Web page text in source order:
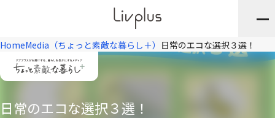
HomeMedia（ちょっと素敵な暮らし＋） 日常のエコな選択３選！
日常のエコな選択３選！